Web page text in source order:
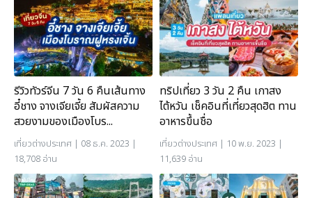
รีวิวทัวร์จีน 7 วัน 6 คืนเส้นทาง
อี๋ชาง จางเจียเจี้ย สัมผัสความ
สวยงามของเมืองโบร...
เที่ยวต่างประเทศ | 08 ธ.ค. 2023 |
18,708 อ่าน
ทริปเที่ยว 3 วัน 2 คืน เกาสง
ไต้หวัน เช็คอินที่เที่ยวสุดฮิต ทาน
อาหารขึ้นชื่อ
เที่ยวต่างประเทศ | 10 พ.ย. 2023 |
11,639 อ่าน